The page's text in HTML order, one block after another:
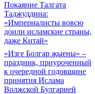
Покаяние Талгата
Таджуддина:
«Империалисты вовсю
доили исламские страны,
даже Китай»
«Изге Болгар җыены» –
праздник, приуроченный
к очередной годовщине
принятия Ислама
Волжской Булгарией